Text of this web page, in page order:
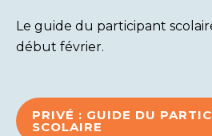
Le guide du participant
début février.
PRIVÉ : GUIDE DU
SCOLAIRE